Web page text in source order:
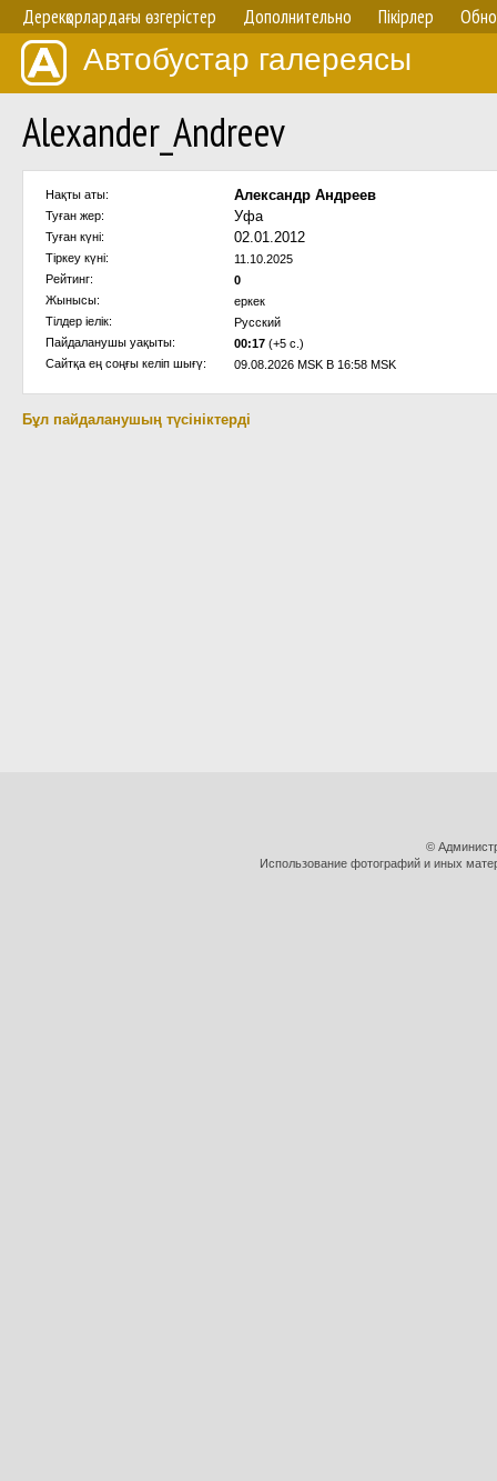
Дерекқорлардағы өзгерістер Дополнительно Пікірлер
Автобустар галереясы
Alexander_Andreev
Нақты аты: Александр Андреев
Туған жер: Уфа
Туған күні: 02.01.2012
Тіркеу күні:
11.10.2025
Рейтинг:
0
Жынысы:
еркек
Тілдер іелік:
Русский
Пайдаланушы уақыты:
00:17 (+5 с.)
Сайтқа ең соңғы келіп шығү:
09.08.2026 MSK В 16:58 MSK
Бұл пайдаланушың түсініктерді
©
Использование фотографий и иных